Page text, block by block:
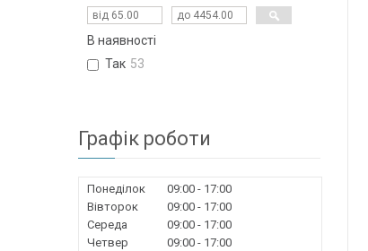
В наявності
Так 53
Графік роботи
Понеділок 09:00
17:00
Вівторок
09:00
17:00
Середа
09:00
17:00
Четвер
09:00
17:00